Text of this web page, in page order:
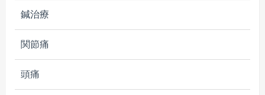
鍼治療
関節痛
頭痛